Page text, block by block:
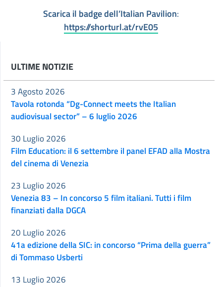
Scarica il badge dell’Italian Pavilion:
https://shorturl.at/rvE05
ULTIME NOTIZIE
Tavola rotonda “Dg-Connect meets the Italian
audiovisual sector” – 6 luglio 2026
3 Agosto 2026
Film Education: il 6 settembre il panel EFAD alla Mostra
del cinema di Venezia
30 Luglio 2026
Venezia 83 – In concorso 5 film italiani. Tutti i film
finanziati dalla DGCA
23 Luglio 2026
41a edizione della SIC: in concorso “Prima della guerra”
di Tommaso Usberti
20 Luglio 2026
13 Luglio 2026